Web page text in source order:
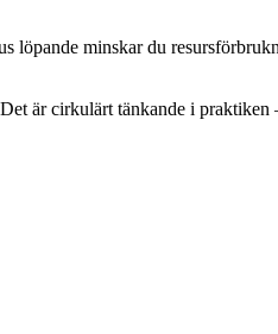
löpande minskar du
är cirkulärt tänkande i praktiken